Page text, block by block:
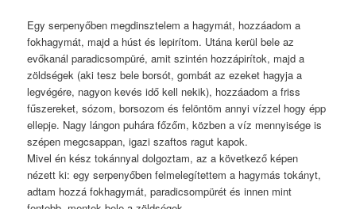
Egy serpenyőben megdinsztelem a hagymát, hozzáadom a
fokhagymát, majd a húst és lepirítom. Utána kerül bele az
evőkanál paradicsompüré, amit szintén hozzápirítok, majd a
zöldségek (aki tesz bele borsót, gombát az ezeket hagyja a
legvégére, nagyon kevés idő kell nekik), hozzáadom a friss
fűszereket, sózom, borsozom és felöntöm annyi vízzel hogy épp
ellepje. Nagy lángon puhára főzőm, közben a víz mennyisége is
szépen megcsappan, igazi szaftos ragut kapok.
Mivel én kész tokánnyal dolgoztam, az a következő képen
nézett ki: egy serpenyőben felmelegítettem a hagymás tokányt,
adtam hozzá fokhagymát, paradicsompürét és innen mint